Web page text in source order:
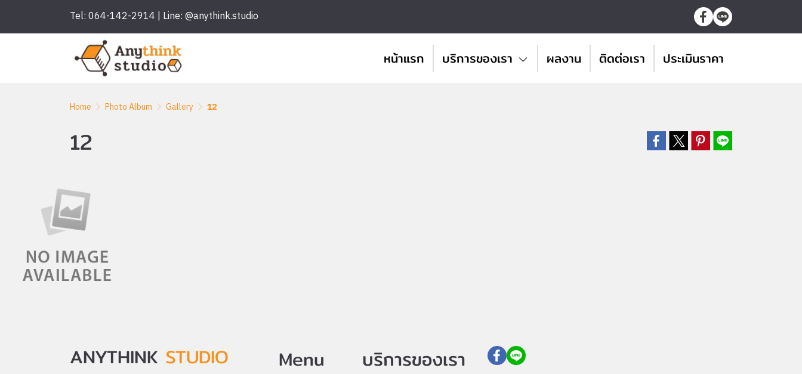
Tel: 064-142-2914 | Line: @anythink.studio
หน้าแรก บริการของเรา ผลงาน ติดต่อเรา ประเมินราคา
Home Photo Album Gallery 12
12
ANYTHINK STUDIO Menu บริการของเรา